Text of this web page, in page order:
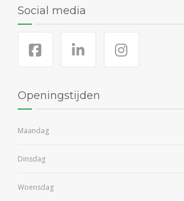
Social media
Openingstijden
Maandag
Dinsdag
Woensdag